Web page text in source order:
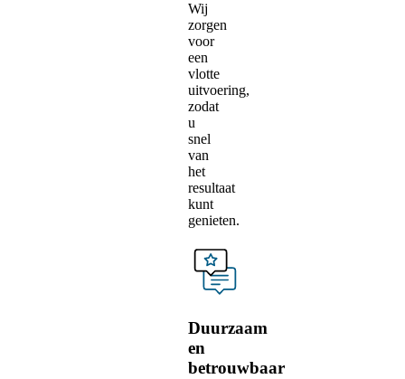
Wij
zorgen
voor
een
vlotte
uitvoering,
zodat
u
snel
van
het
resultaat
kunt
genieten.
Duurzaam
en
betrouwbaar